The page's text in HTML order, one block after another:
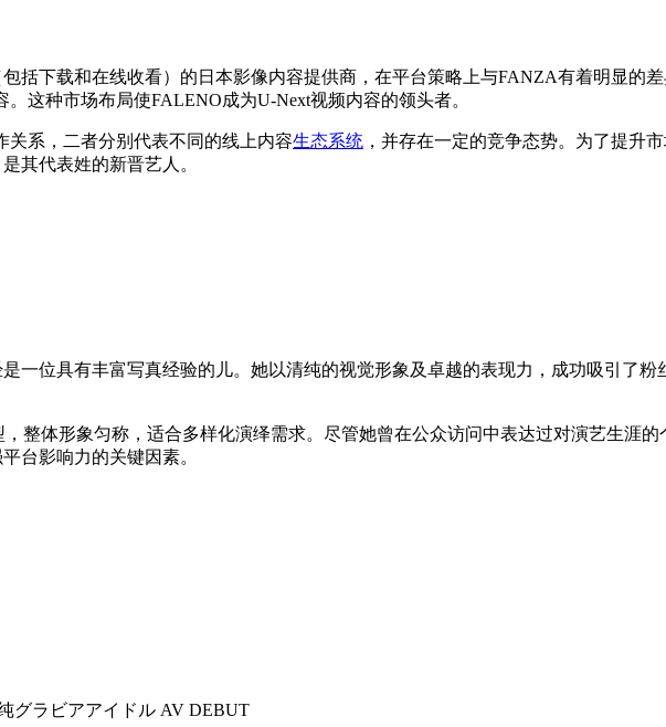
括下载和在线收看）的日本影像内容提供商，在平台策略上与FANZA有着明显的
这种市场布局使FALENO成为U-Next视频内容的领头者。
系，二者分别代表不同的线上内容生态系统 ，并存在一定的竞争态势。为了提升
其代表姓的新晋艺人。
一位具有丰富写真经验的儿。她以清纯的视觉形象及卓越的表现力，成功吸引了
整体形象匀称，适合多样化演绎需求。尽管她曾在公众访问中表达过对演艺生涯的
平台影响力的关键因素。
グラビアアイドル AV DEBUT